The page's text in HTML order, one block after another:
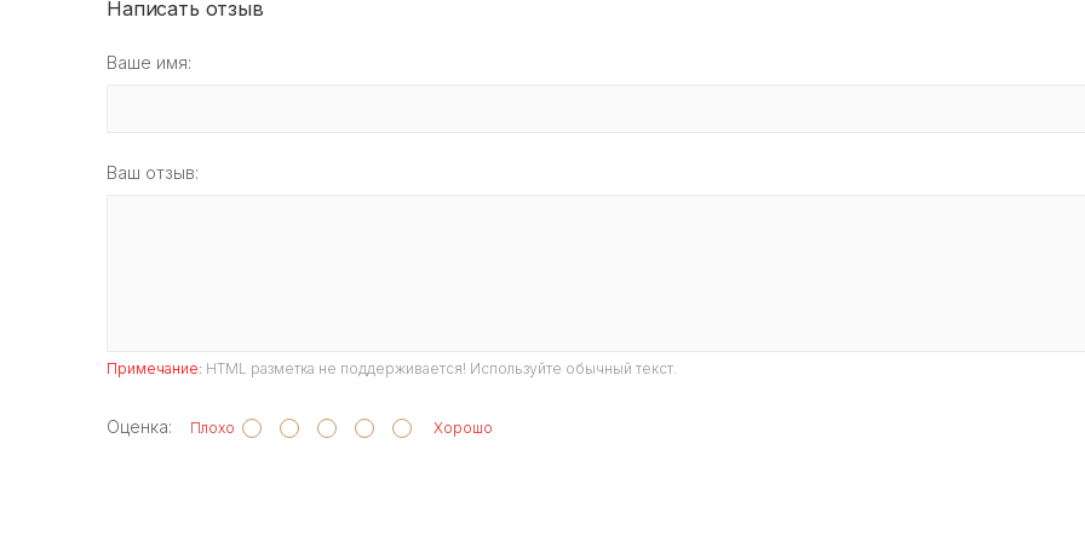
Написать отзыв
Ваше имя:
Ваш отзыв:
Примечание: HTML разметка не поддерживается! Используйте обычный текст.
Оценка: Плохо Хорошо